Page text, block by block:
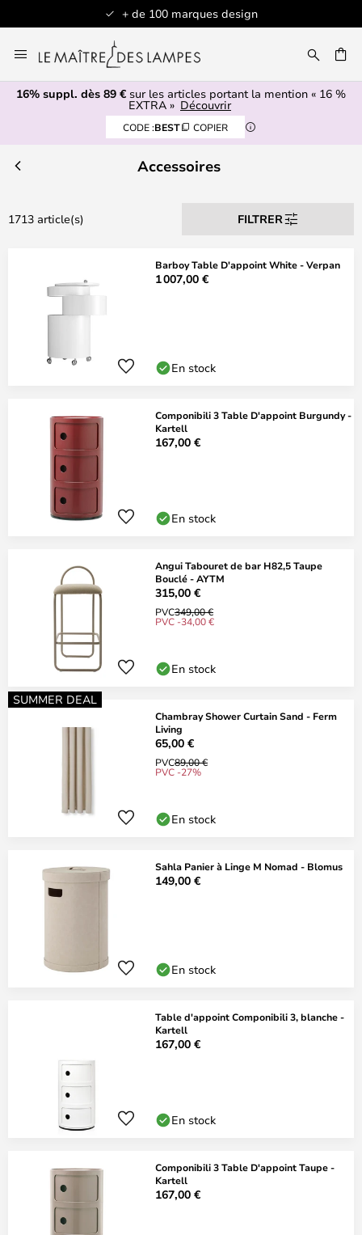
+ de 100 marques design
au
contenu
16% suppl. dès 89 € sur les articles portant la mention « 16 %
EXTRA » Découvrir
CODE :BEST COPIER
Accessoires
1713 article(s) FILTRER
Barboy Table D'appoint White - Verpan
1 007,00 €
En stock
Componibili 3 Table D'appoint Burgundy -
Kartell
167,00 €
En stock
Angui Tabouret de bar H82,5 Taupe
Bouclé - AYTM
315,00 €
PVC349,00 €
PVC -34,00 €
En stock
SUMMER DEAL
Chambray Shower Curtain Sand - Ferm
Living
65,00 €
PVC89,00 €
PVC -27%
En stock
Sahla Panier à Linge M Nomad - Blomus
149,00 €
En stock
Table d'appoint Componibili 3, blanche -
Kartell
167,00 €
En stock
Componibili 3 Table D'appoint Taupe -
Kartell
167,00 €